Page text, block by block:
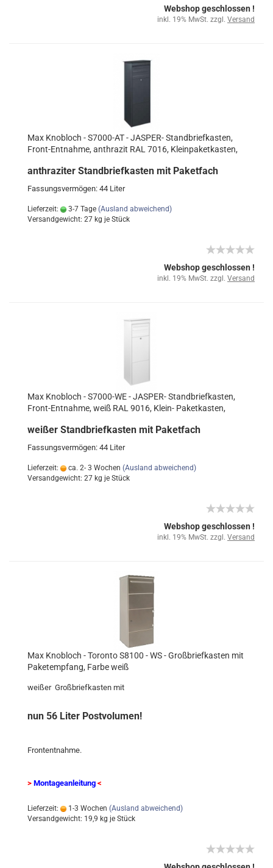
Webshop geschlossen !
inkl. 19% MwSt. zzgl. Versand
Max Knobloch - S7000-AT - JASPER- Standbriefkasten,
Front-Entnahme, anthrazit RAL 7016, Kleinpaketkasten,
anthraziter Standbriefkasten mit Paketfach
Fassungsvermögen: 44 Liter
Lieferzeit: 3-7 Tage (Ausland abweichend)
Versandgewicht: 27 kg je Stück
Webshop geschlossen !
inkl. 19% MwSt. zzgl. Versand
Max Knobloch - S7000-WE - JASPER- Standbriefkasten,
Front-Entnahme, weiß RAL 9016, Klein- Paketkasten,
weißer Standbriefkasten mit Paketfach
Fassungsvermögen: 44 Liter
Lieferzeit: ca. 2- 3 Wochen (Ausland abweichend)
Versandgewicht: 27 kg je Stück
Webshop geschlossen !
inkl. 19% MwSt. zzgl. Versand
Max Knobloch - Toronto S8100 - WS - Großbriefkasten mit
Paketempfang, Farbe weiß
weißer Großbriefkasten mit
nun 56 Liter Postvolumen!
Frontentnahme.
> Montageanleitung <
Lieferzeit: 1-3 Wochen (Ausland abweichend)
Versandgewicht: 19,9 kg je Stück